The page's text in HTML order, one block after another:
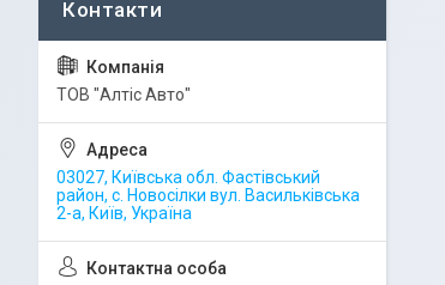
ТОВ "Алтіс Авто"
03027, Київська обл. Фастівський
район, с. Новосілки вул. Васильківська
2-а, Київ, Україна